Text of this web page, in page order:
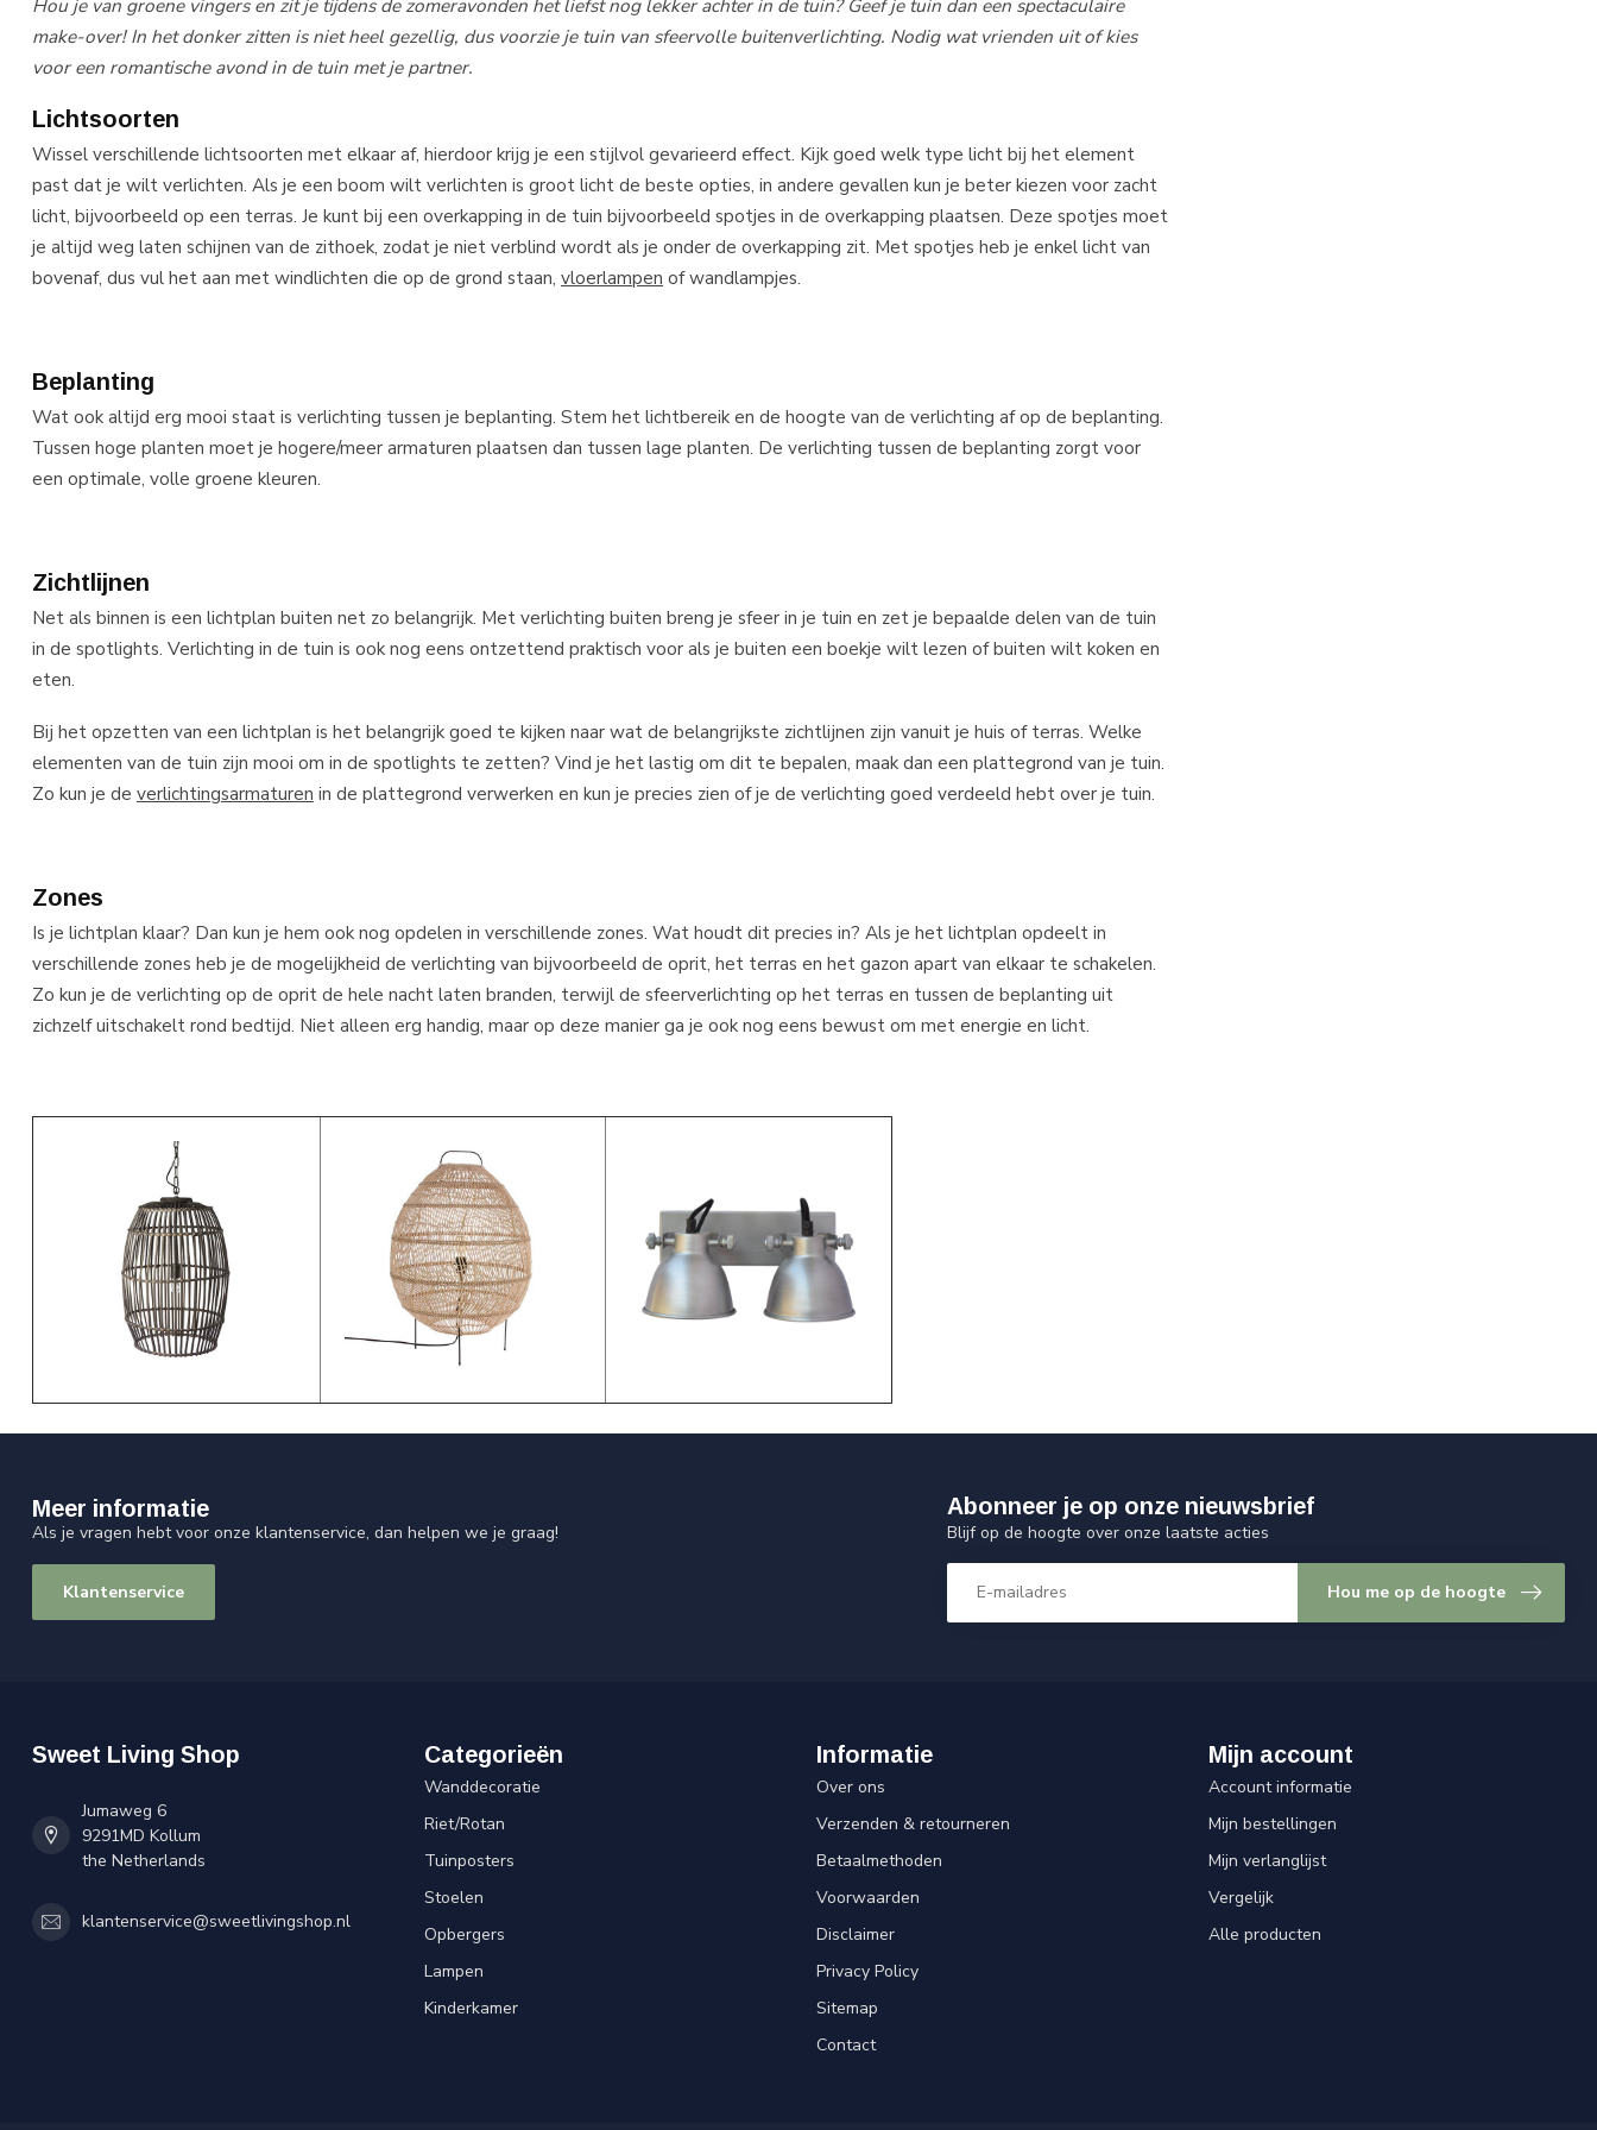
Hou je van groene vingers en zit je tijdens de zomeravonden het liefst nog lekker achter in de tuin? Geef je tuin dan een spectaculaire
make-over! In het donker zitten is niet heel gezellig, dus voorzie je tuin van sfeervolle buitenverlichting. Nodig wat vrienden uit of kies
voor een romantische avond in de tuin met je partner.
Lichtsoorten
Wissel verschillende lichtsoorten met elkaar af, hierdoor krijg je een stijlvol gevarieerd effect. Kijk goed welk type licht bij het element
past dat je wilt verlichten. Als je een boom wilt verlichten is groot licht de beste opties, in andere gevallen kun je beter kiezen voor zacht
licht, bijvoorbeeld op een terras. Je kunt bij een overkapping in de tuin bijvoorbeeld spotjes in de overkapping plaatsen. Deze spotjes moet
je altijd weg laten schijnen van de zithoek, zodat je niet verblind wordt als je onder de overkapping zit. Met spotjes heb je enkel licht van
bovenaf, dus vul het aan met windlichten die op de grond staan, vloerlampen of wandlampjes.
Beplanting
Wat ook altijd erg mooi staat is verlichting tussen je beplanting. Stem het lichtbereik en de hoogte van de verlichting af op de beplanting.
Tussen hoge planten moet je hogere/meer armaturen plaatsen dan tussen lage planten. De verlichting tussen de beplanting zorgt voor
een optimale, volle groene kleuren.
Zichtlijnen
Net als binnen is een lichtplan buiten net zo belangrijk. Met verlichting buiten breng je sfeer in je tuin en zet je bepaalde delen van de tuin
in de spotlights. Verlichting in de tuin is ook nog eens ontzettend praktisch voor als je buiten een boekje wilt lezen of buiten wilt koken en
eten.
Bij het opzetten van een lichtplan is het belangrijk goed te kijken naar wat de belangrijkste zichtlijnen zijn vanuit je huis of terras. Welke
elementen van de tuin zijn mooi om in de spotlights te zetten? Vind je het lastig om dit te bepalen, maak dan een plattegrond van je tuin.
Zo kun je de verlichtingsarmaturen in de plattegrond verwerken en kun je precies zien of je de verlichting goed verdeeld hebt over je tuin.
Zones
Is je lichtplan klaar? Dan kun je hem ook nog opdelen in verschillende zones. Wat houdt dit precies in? Als je het lichtplan opdeelt in
verschillende zones heb je de mogelijkheid de verlichting van bijvoorbeeld de oprit, het terras en het gazon apart van elkaar te schakelen.
Zo kun je de verlichting op de oprit de hele nacht laten branden, terwijl de sfeerverlichting op het terras en tussen de beplanting uit
zichzelf uitschakelt rond bedtijd. Niet alleen erg handig, maar op deze manier ga je ook nog eens bewust om met energie en licht.
Meer informatie
Als je vragen hebt voor onze klantenservice, dan helpen we je graag!
Klantenservice
Abonneer je op onze nieuwsbrief
Blijf op de hoogte over onze laatste acties
Hou me op de hoogte
Sweet Living Shop
Jumaweg 6
9291MD Kollum
the Netherlands
klantenservice@sweetlivingshop.nl
Categorieën
Wanddecoratie
Riet/Rotan
Tuinposters
Stoelen
Opbergers
Lampen
Kinderkamer
Informatie
Over ons
Verzenden & retourneren
Betaalmethoden
Voorwaarden
Disclaimer
Privacy Policy
Sitemap
Contact
Mijn account
Account informatie
Mijn bestellingen
Mijn verlanglijst
Vergelijk
Alle producten